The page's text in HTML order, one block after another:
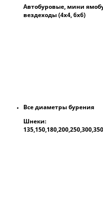
Автобуровые, мини
вездеходы (4х4, 6х6)
Все диаметры бурения
Шнеки: